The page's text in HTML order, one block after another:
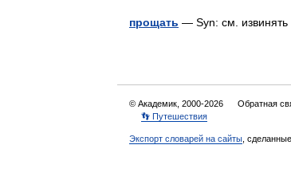
прощать — Syn: см.
© Академик, 2000-2026 Обратная
👣 Путешествия
Экспорт словарей на сайты ,